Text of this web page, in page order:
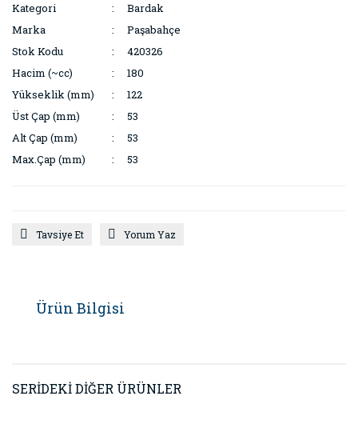
Kategori
Bardak
Marka
Paşabahçe
Stok Kodu
420326
Hacim (~cc)
180
Yükseklik (mm)
122
Üst Çap (mm)
53
Alt Çap (mm)
53
Max.Çap (mm)
53
Tavsiye Et Yorum Yaz
Ürün Bilgisi
SERİDEKİ DİĞER ÜRÜNLER